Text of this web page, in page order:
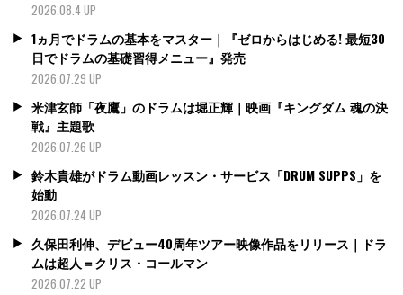
2026.08.4 UP
1ヵ月でドラムの基本をマスター｜『ゼロからはじめる! 最短30
日でドラムの基礎習得メニュー』発売
2026.07.29 UP
米津玄師「夜鷹」のドラムは堀正輝｜映画『キングダム 魂の決
戦』主題歌
2026.07.26 UP
鈴木貴雄がドラム動画レッスン・サービス「DRUM SUPPS」を
始動
2026.07.24 UP
久保田利伸、デビュー40周年ツアー映像作品をリリース｜ドラ
ムは超人＝クリス・コールマン
2026.07.22 UP